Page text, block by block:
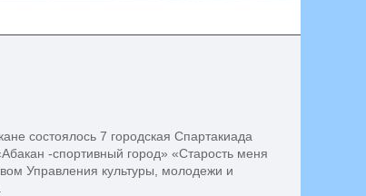
состоялось 7 городская Спартакиада
-спортивный город» «Старость меня
Управления культуры, молодежи и